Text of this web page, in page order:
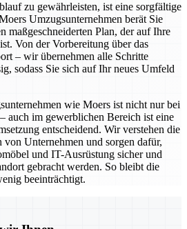
zu gewährleisten, ist eine sorgfältige
Umzugsunternehmen berät Sie
maßgeschneiderten Plan, der auf Ihre
Von der Vorbereitung über das
– wir übernehmen alle Schritte
sodass Sie sich auf Ihr neues Umfeld
wie Moers ist nicht nur bei
auch im gewerblichen Bereich ist eine
entscheidend. Wir verstehen die
von Unternehmen und sorgen dafür,
und IT-Ausrüstung sicher und
gebracht werden. So bleibt die
beeinträchtigt.